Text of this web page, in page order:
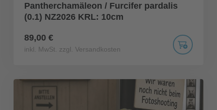
Pantherchamäleon / Furcifer pardalis
(0.1) NZ2026 KRL: 10cm
89,00 €
inkl. MwSt. zzgl. Versandkosten